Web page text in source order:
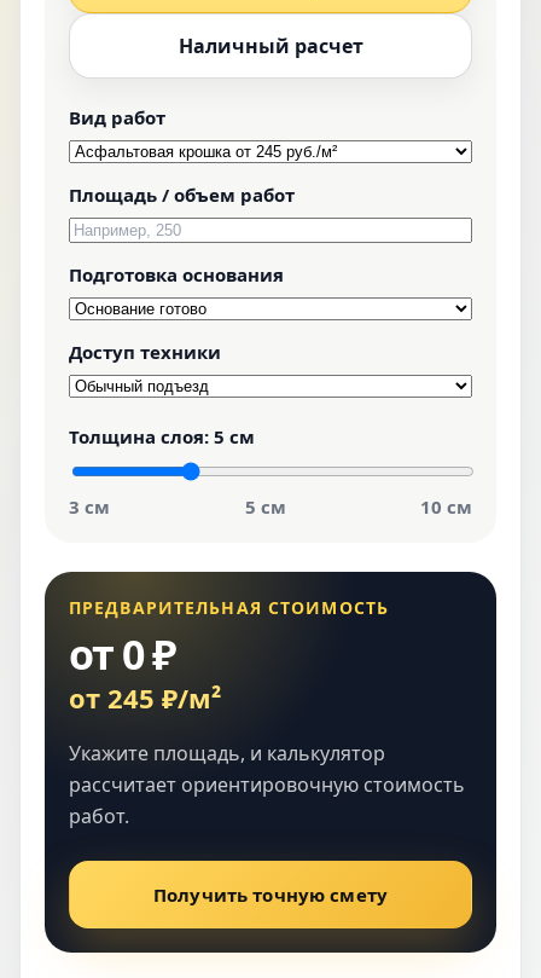
Наличный расчет
Вид работ
Площадь / объем работ
Подготовка основания
Доступ техники
Толщина слоя: 5 см
3 см 5 см 10 см
ПРЕДВАРИТЕЛЬНАЯ СТОИМОСТЬ
от 0 ₽
от 245 ₽/м²
Укажите площадь, и калькулятор
рассчитает ориентировочную стоимость
работ.
Получить точную смету